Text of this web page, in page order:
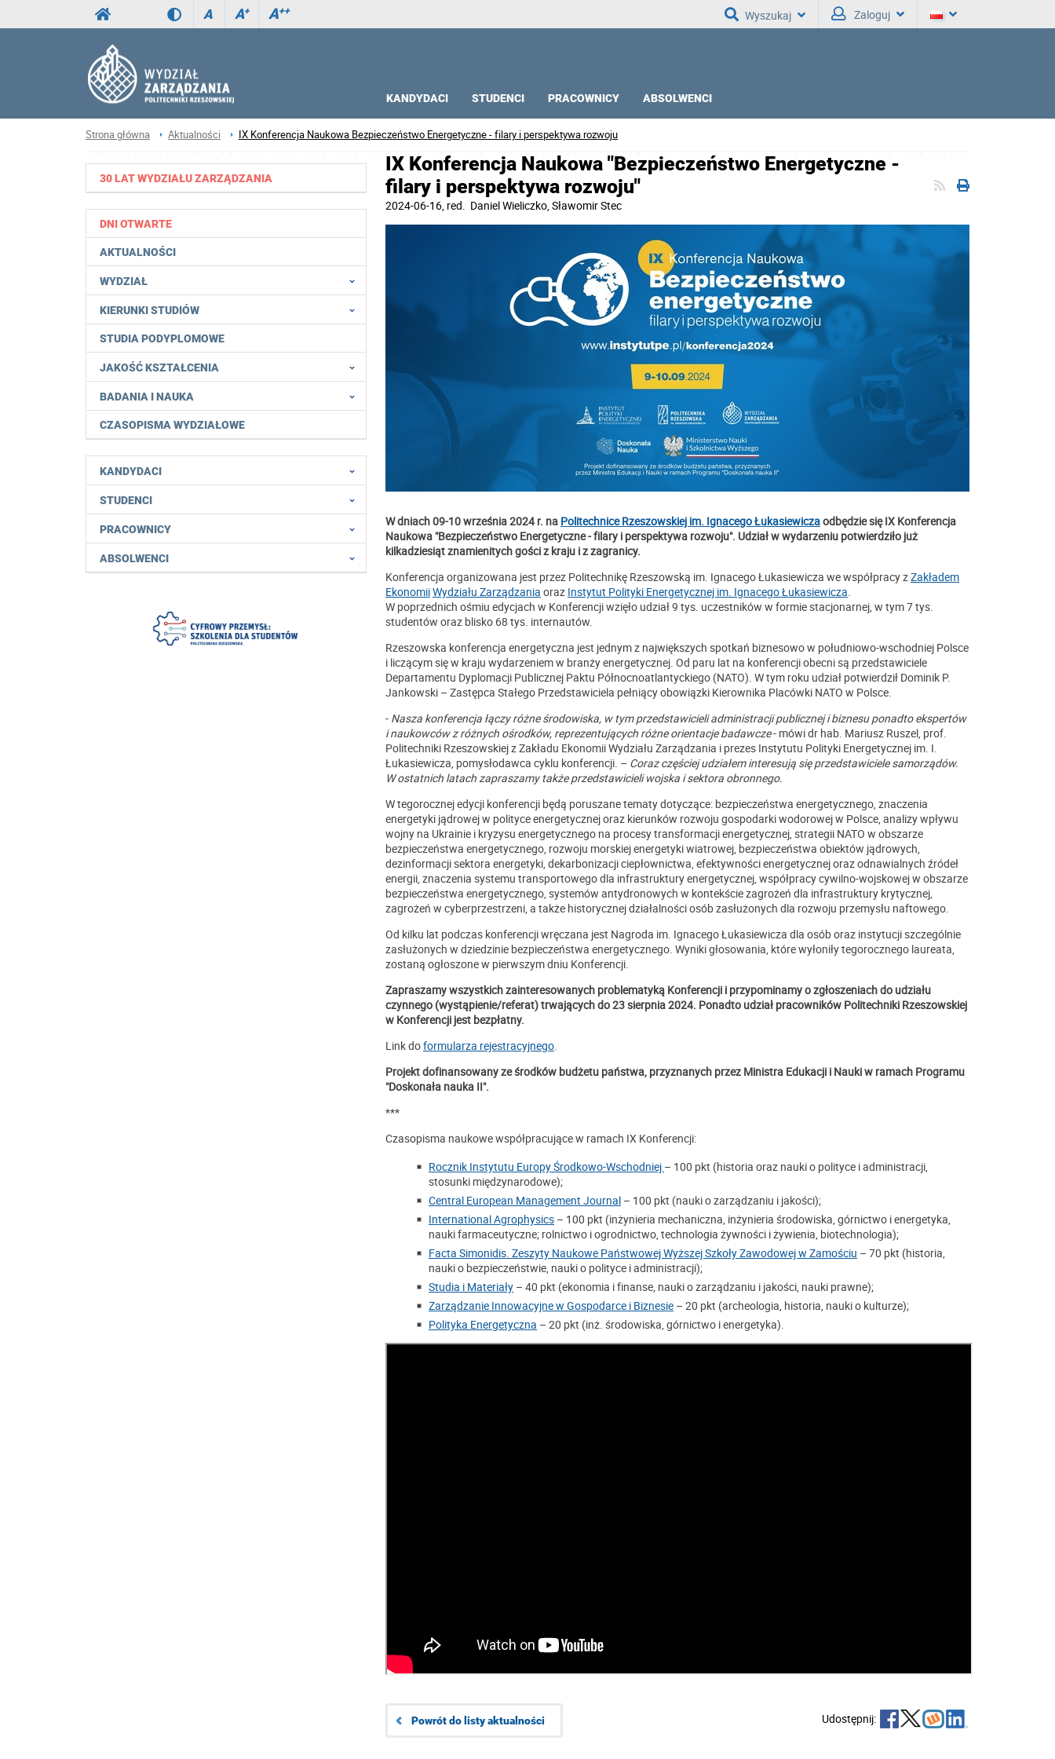
A A+ A++ Wyszukaj Zaloguj
KANDYDACI STUDENCI PRACOWNICY ABSOLWENCI
Strona główna Aktualności IX Konferencja Naukowa Bezpieczeństwo Energetyczne - filary i perspektywa rozwoju
30 LAT WYDZIAŁU ZARZĄDZANIA
DNI OTWARTE
AKTUALNOŚCI
WYDZIAŁ
KIERUNKI STUDIÓW
STUDIA PODYPLOMOWE
JAKOŚĆ KSZTAŁCENIA
BADANIA I NAUKA
CZASOPISMA WYDZIAŁOWE
KANDYDACI
STUDENCI
PRACOWNICY
ABSOLWENCI
IX Konferencja Naukowa "Bezpieczeństwo Energetyczne -
filary i perspektywa rozwoju"
2024-06-16, red. Daniel Wieliczko, Sławomir Stec
W dniach 09-10 września 2024 r. na Politechnice Rzeszowskiej im. Ignacego Łukasiewiczaodbędzie się IX Konferencja
Naukowa "Bezpieczeństwo Energetyczne - filary i perspektywa rozwoju". Udział w wydarzeniu potwierdziło już
kilkadziesiąt znamienitych gości z kraju i z zagranicy.
Konferencja organizowana jest przez Politechnikę Rzeszowską im. Ignacego Łukasiewicza we współpracy zZakładem
EkonomiiWydziału Zarządzania oraz Instytut Polityki Energetycznej im. Ignacego Łukasiewicza.
W poprzednich ośmiu edycjach w Konferencji wzięło udział 9 tys. uczestników w formie stacjonarnej, w tym 7 tys.
studentów oraz blisko 68 tys. internautów.
Rzeszowska konferencja energetyczna jest jednym z największych spotkań biznesowo w południowo-wschodniej Polsce
i liczącym się w kraju wydarzeniem w branży energetycznej. Od paru lat na konferencji obecni są przedstawiciele
Departamentu Dyplomacji Publicznej Paktu Północnoatlantyckiego (NATO). W tym roku udział potwierdził Dominik P.
Jankowski – Zastępca Stałego Przedstawiciela pełniący obowiązki Kierownika Placówki NATO w Polsce.
- Nasza konferencja łączy różne środowiska, w tym przedstawicieli administracji publicznej i biznesu ponadto ekspertów
i naukowców z różnych ośrodków, reprezentujących różne orientacje badawcze- mówi dr hab. Mariusz Ruszel, prof.
Politechniki Rzeszowskiej z Zakładu Ekonomii Wydziału Zarządzania i prezes Instytutu Polityki Energetycznej im. I.
Łukasiewicza, pomysłodawca cyklu konferencji. – Coraz częściej udziałem interesują się przedstawiciele samorządów.
W ostatnich latach zapraszamy także przedstawicieli wojska i sektora obronnego.
W tegorocznej edycji konferencji będą poruszane tematy dotyczące: bezpieczeństwa energetycznego, znaczenia
energetyki jądrowej w polityce energetycznej oraz kierunków rozwoju gospodarki wodorowej w Polsce, analizy wpływu
wojny na Ukrainie i kryzysu energetycznego na procesy transformacji energetycznej, strategii NATO w obszarze
bezpieczeństwa energetycznego, rozwoju morskiej energetyki wiatrowej, bezpieczeństwa obiektów jądrowych,
dezinformacji sektora energetyki, dekarbonizacji ciepłownictwa, efektywności energetycznej oraz odnawialnych źródeł
energii, znaczenia systemu transportowego dla infrastruktury energetycznej, współpracy cywilno-wojskowej w obszarze
bezpieczeństwa energetycznego, systemów antydronowych w kontekście zagrożeń dla infrastruktury krytycznej,
zagrożeń w cyberprzestrzeni, a także historycznej działalności osób zasłużonych dla rozwoju przemysłu naftowego.
Od kilku lat podczas konferencji wręczana jest Nagroda im. Ignacego Łukasiewicza dla osób oraz instytucji szczególnie
zasłużonych w dziedzinie bezpieczeństwa energetycznego. Wyniki głosowania, które wyłoniły tegorocznego laureata,
zostaną ogłoszone w pierwszym dniu Konferencji.
Zapraszamy wszystkich zainteresowanych problematyką Konferencji i przypominamy o zgłoszeniach do udziału
czynnego (wystąpienie/referat) trwających do 23 sierpnia 2024. Ponadto udział pracowników Politechniki Rzeszowskiej
w Konferencji jest bezpłatny.
Link doformularza rejestracyjnego.
Projekt dofinansowany ze środków budżetu państwa, przyznanych przez Ministra Edukacji i Nauki w ramach Programu
"Doskonała nauka II".
***
Czasopisma naukowe współpracujące w ramach IX Konferencji:
Rocznik Instytutu Europy Środkowo-Wschodniej – 100 pkt (historia oraz nauki o polityce i administracji,
stosunki międzynarodowe);
Central European Management Journal – 100 pkt (nauki o zarządzaniu i jakości);
International Agrophysics – 100 pkt (inżynieria mechaniczna, inżynieria środowiska, górnictwo i energetyka,
nauki farmaceutyczne; rolnictwo i ogrodnictwo, technologia żywności i żywienia, biotechnologia);
Facta Simonidis. Zeszyty Naukowe Państwowej Wyższej Szkoły Zawodowej w Zamościu – 70 pkt (historia,
nauki o bezpieczeństwie, nauki o polityce i administracji);
Studia i Materiały – 40 pkt (ekonomia i finanse, nauki o zarządzaniu i jakości, nauki prawne);
Zarządzanie Innowacyjne w Gospodarce i Biznesie – 20 pkt (archeologia, historia, nauki o kulturze);
Polityka Energetyczna – 20 pkt (inż. środowiska, górnictwo i energetyka).
Udostępnij:
Powrót do listy aktualności